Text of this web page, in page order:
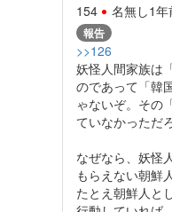
154 名無し1年
報告
>>126
妖怪人間家族は
のであって「韓
ゃないぞ。その
ていなかっただろ
なぜなら、妖怪
もらえない朝鮮
たとえ朝鮮人と